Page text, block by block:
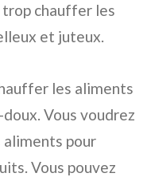
chauffer les
et juteux.
les aliments
Vous voudrez
pour
Vous pouvez